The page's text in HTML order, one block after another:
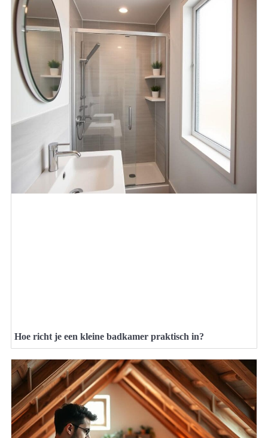
Hoe richt je een kleine badkamer praktisch in?